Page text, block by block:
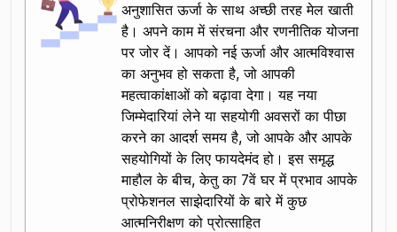
अनुशासित ऊर्जा के साथ अच्छी तरह मेल खाती
है। अपने काम में संरचना और रणनीतिक योजना
पर जोर दें। आपको नई ऊर्जा और आत्मविश्वास
का अनुभव हो सकता है, जो आपकी
महत्वाकांक्षाओं को बढ़ावा देगा। यह नया
जिम्मेदारियां लेने या सहयोगी अवसरों का पीछा
करने का आदर्श समय है, जो आपके और आपके
सहयोगियों के लिए फायदेमंद हो। इस समृद्ध
माहौल के बीच, केतु का 7वें घर में प्रभाव आपके
प्रोफेशनल साझेदारियों के बारे में कुछ
आत्मनिरीक्षण को प्रोत्साहित